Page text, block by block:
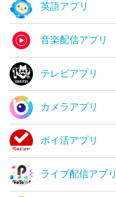
英語アプリ
音楽配信アプリ
テレビアプリ
カメラアプリ
ポイ活アプリ
ライブ配信アプリ